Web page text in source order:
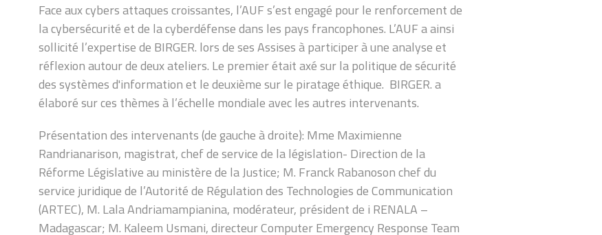
Face aux cybers attaques croissantes, l’AUF s’est engagé pour le renforcement de
la cybersécurité et de la cyberdéfense dans les pays francophones. L’AUF a ainsi
sollicité l’expertise de BIRGER. lors de ses Assises à participer à une analyse et
réflexion autour de deux ateliers. Le premier était axé sur la politique de sécurité
des systèmes d'information et le deuxième sur le piratage éthique. BIRGER. a
élaboré sur ces thèmes à l’échelle mondiale avec les autres intervenants.
Présentation des intervenants (de gauche à droite): Mme Maximienne
Randrianarison, magistrat, chef de service de la législation- Direction de la
Réforme Législative au ministère de la Justice; M. Franck Rabanoson chef du
service juridique de l’Autorité de Régulation des Technologies de Communication
(ARTEC), M. Lala Andriamampianina, modérateur, président de i RENALA –
Madagascar; M. Kaleem Usmani, directeur Computer Emergency Response Team